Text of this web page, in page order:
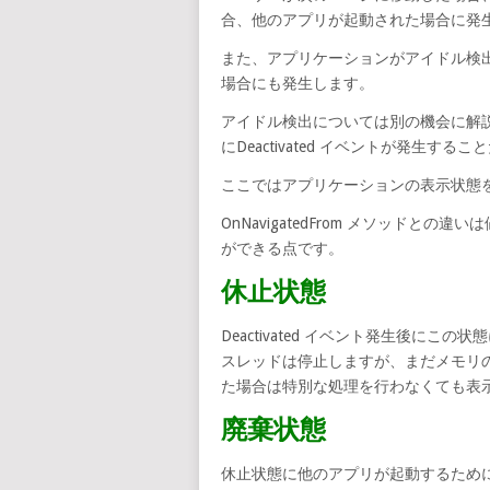
合、他のアプリが起動された場合に発
また、アプリケーションがアイドル
場合にも発生します。
アイドル検出については別の機会に
にDeactivated イベントが発生するこ
ここではアプリケーションの表示状
OnNavigatedFrom メソッドとの違い
ができる点です。
休止状態
Deactivated イベント発生後にこの状
スレッドは停止しますが、まだメモ
た場合は特別な処理を行わなくても表
廃棄状態
休止状態に他のアプリが起動するた